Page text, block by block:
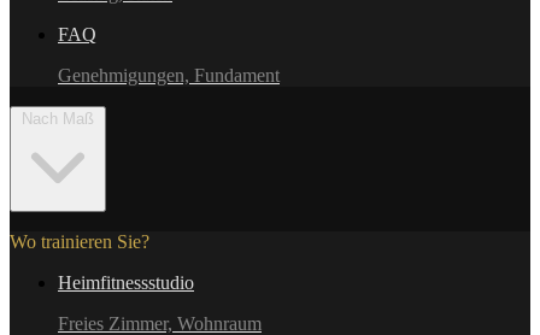
FAQ
Genehmigungen, Fundament
Wo trainieren Sie?
Heimfitnessstudio
Freies Zimmer, Wohnraum